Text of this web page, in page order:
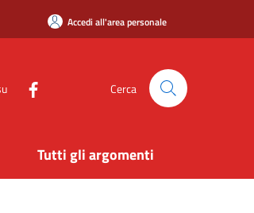
Accedi all'area personale
Cerca
Tutti gli argomenti